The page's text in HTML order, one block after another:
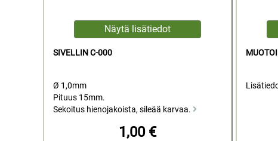
SIVELLIN C-000
Ø 1,0mm
Pituus 15mm.
Sekoitus hienojakoista, sileää karvaa.
1,00 €